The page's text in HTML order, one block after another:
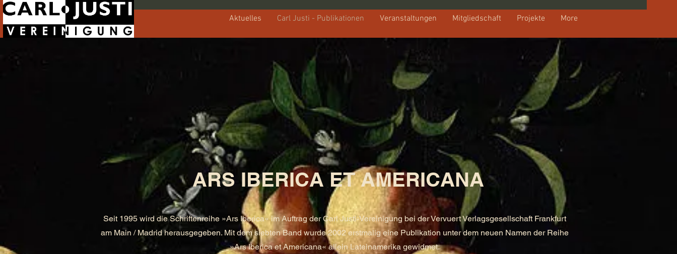
ARS IBERICA ET AMERICANA
Seit 1995 wird die Schriftenreihe »Ars Iberica« im Auftrag der Carl Justi-Vereinigung bei der Vervuert Verlagsgesellschaft Frankfurt
am Main / Madrid herausgegeben. Mit dem siebten Band wurde 2002 erstmalig eine Publikation unter dem neuen Namen der Reihe
»Ars Iberica et Americana« allein Lateinamerika gewidmet.
Aktuelles Carl Justi - Publikationen Veranstaltungen Mitgliedschaft Projekte More